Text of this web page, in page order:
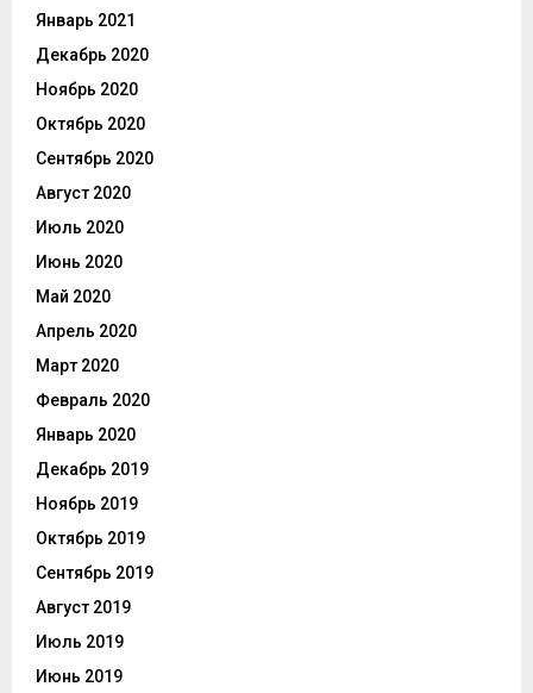
Январь 2021
Декабрь 2020
Ноябрь 2020
Октябрь 2020
Сентябрь 2020
Август 2020
Июль 2020
Июнь 2020
Май 2020
Апрель 2020
Март 2020
Февраль 2020
Январь 2020
Декабрь 2019
Ноябрь 2019
Октябрь 2019
Сентябрь 2019
Август 2019
Июль 2019
Июнь 2019